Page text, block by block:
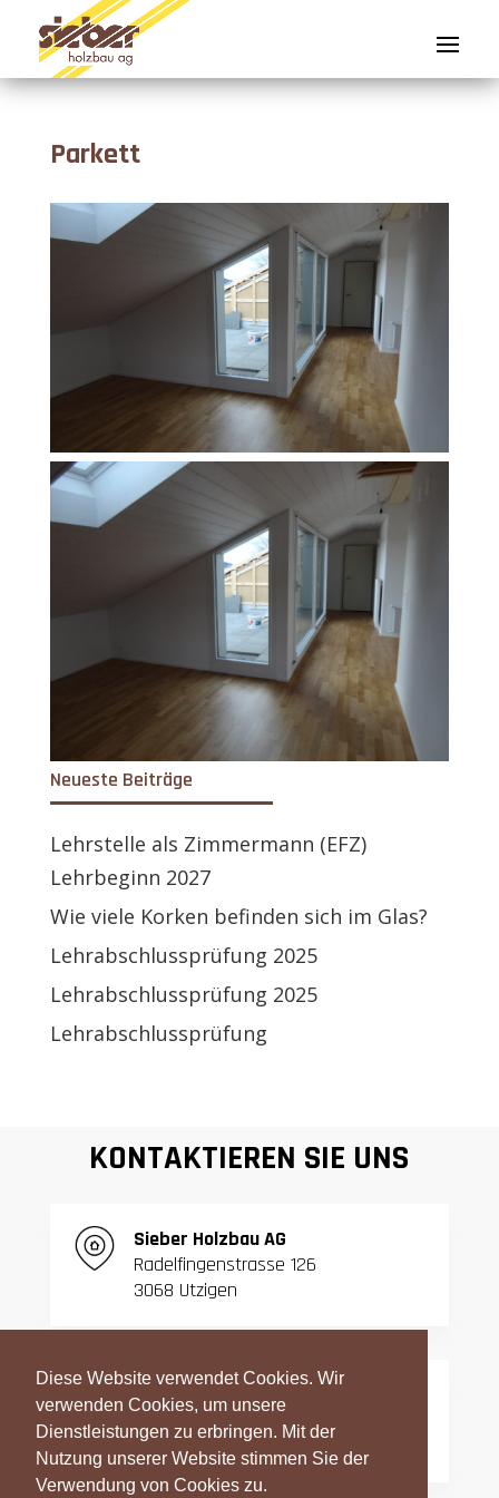
Diese Website verwendet Cookies. Wir
verwenden Cookies, um unsere
Dienstleistungen zu erbringen. Mit der
Nutzung unserer Website stimmen Sie der
Verwendung von Cookies zu.
Parkett
Neueste Beiträge
Lehrstelle als Zimmermann (EFZ)
Lehrbeginn 2027
Wie viele Korken befinden sich im Glas?
Lehrabschlussprüfung 2025
Lehrabschlussprüfung 2025
Lehrabschlussprüfung
KONTAKTIEREN SIE UNS
Sieber Holzbau AG
Radelfingenstrasse 126
3068 Utzigen
T:031 839 06 27
031 839 42 23